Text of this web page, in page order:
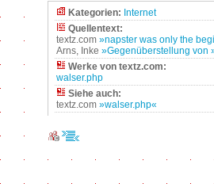
Kategorien: Internet
Quellentext:
textz.com »napster was only the
Arns, Inke »Gegenüberstellung von
Werke von textz.com:
walser.php
Siehe auch:
textz.com »walser.php«